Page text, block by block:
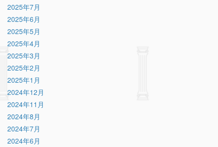
2025年7月
2025年6月
2025年5月
2025年4月
2025年3月
2025年2月
2025年1月
2024年12月
2024年11月
2024年8月
2024年7月
2024年6月